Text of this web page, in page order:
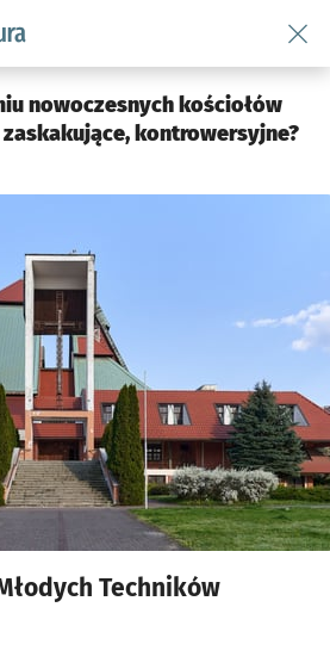
podserwis: Kultura
nowoczesnych kościołów
zaskakujące, kontrowersyjne?
Techników